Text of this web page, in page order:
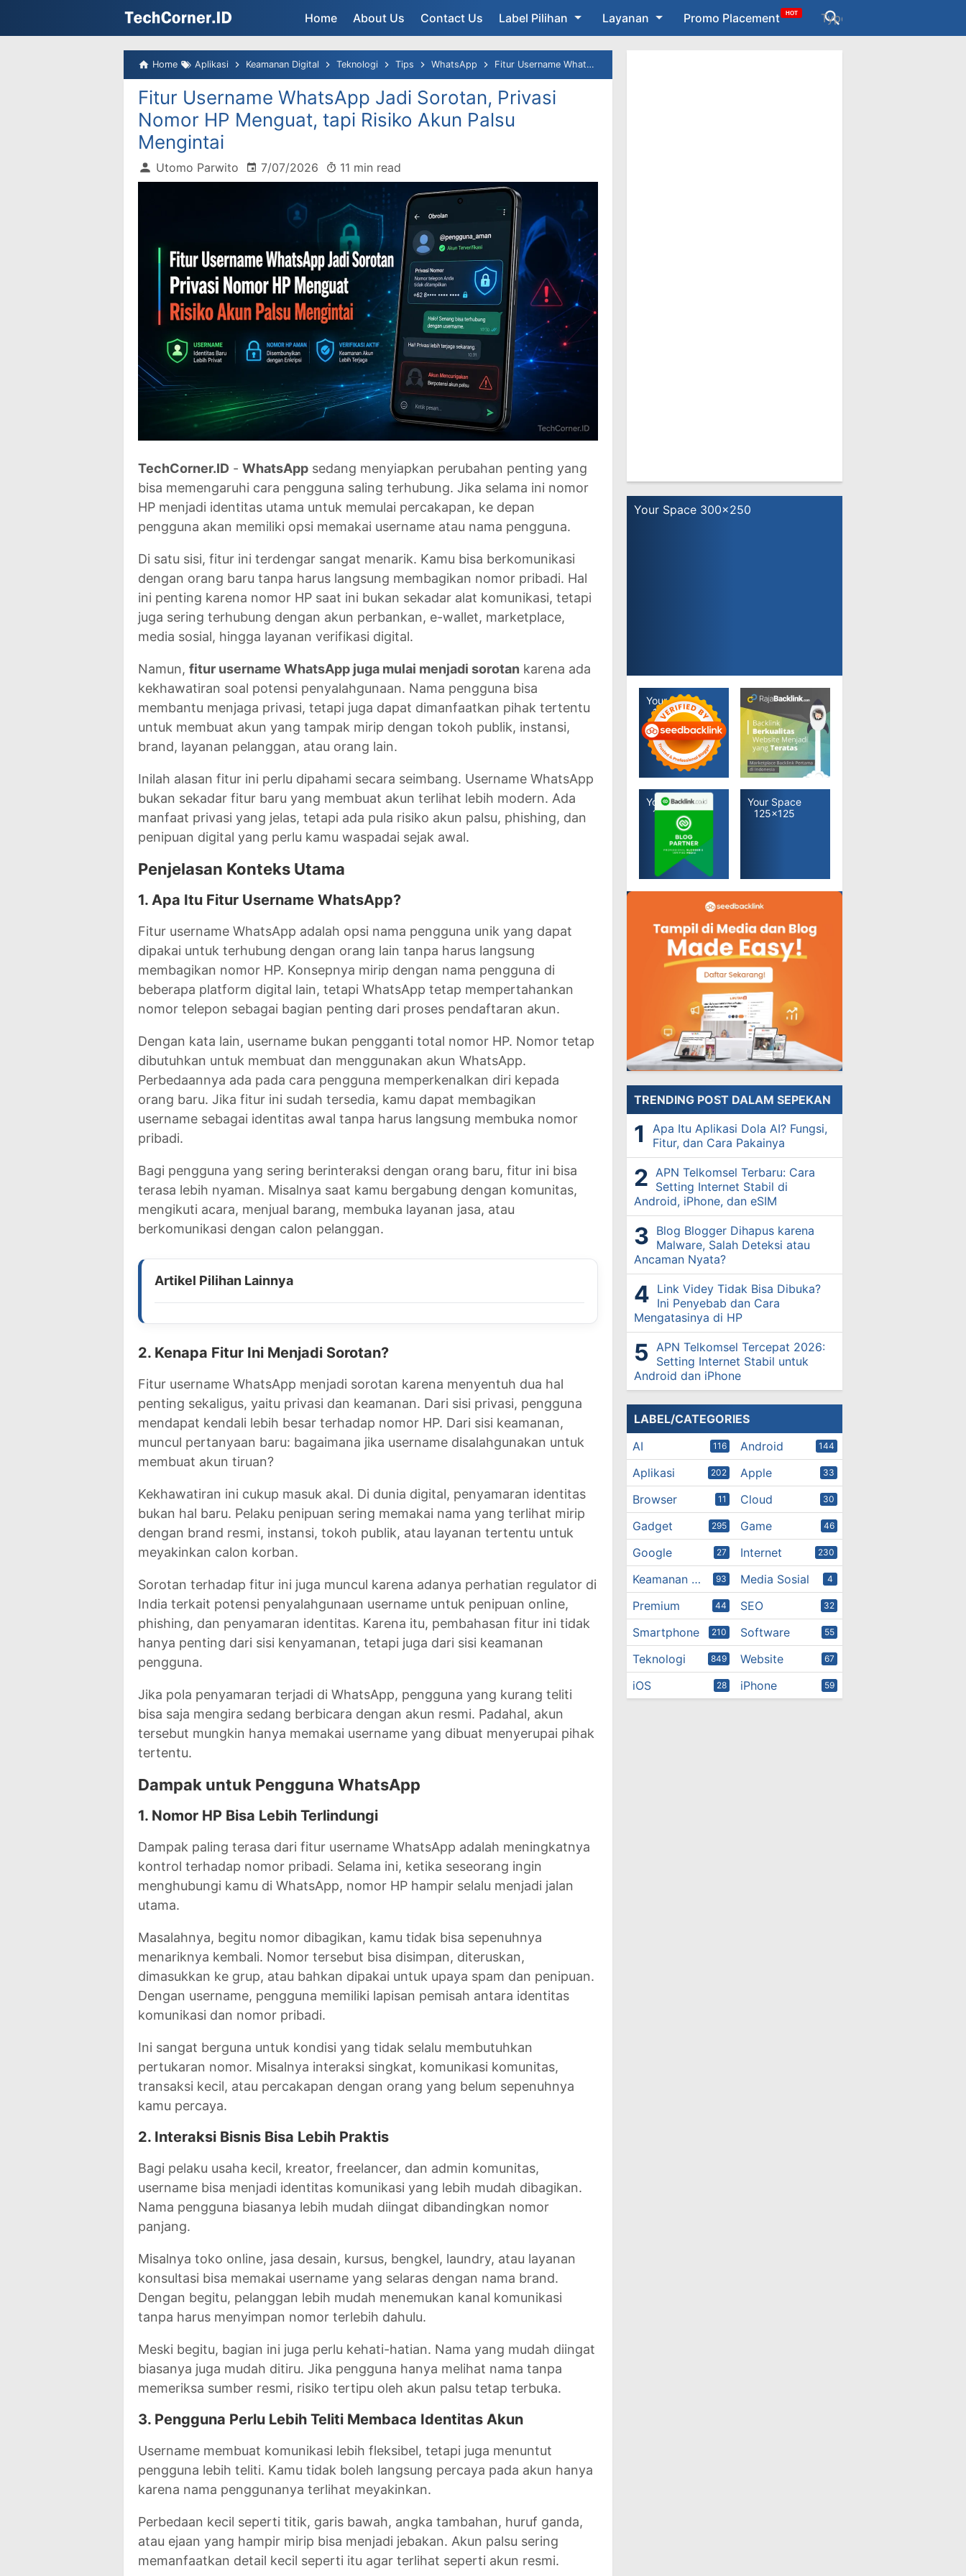
Home About Us Contact Us Label Pilihan Layanan Promo Placement HOT
Home Aplikasi Keamanan Digital Teknologi Tips WhatsApp Fitur Username WhatsApp Jadi Sorotan, Privasi Nomor HP Menguat, tapi Risiko Akun Palsu Mengintai
Fitur Username WhatsApp Jadi Sorotan, Privasi
Nomor HP Menguat, tapi Risiko Akun Palsu
Mengintai
Utomo Parwito 7/07/2026 11 min read
TechCorner.ID - WhatsApp sedang menyiapkan perubahan penting yang
bisa memengaruhi cara pengguna saling terhubung. Jika selama ini nomor
HP menjadi identitas utama untuk memulai percakapan, ke depan
pengguna akan memiliki opsi memakai username atau nama pengguna.
Di satu sisi, fitur ini terdengar sangat menarik. Kamu bisa berkomunikasi
dengan orang baru tanpa harus langsung membagikan nomor pribadi. Hal
ini penting karena nomor HP saat ini bukan sekadar alat komunikasi, tetapi
juga sering terhubung dengan akun perbankan, e-wallet, marketplace,
media sosial, hingga layanan verifikasi digital.
Namun, fitur username WhatsApp juga mulai menjadi sorotan karena ada
kekhawatiran soal potensi penyalahgunaan. Nama pengguna bisa
membantu menjaga privasi, tetapi juga dapat dimanfaatkan pihak tertentu
untuk membuat akun yang tampak mirip dengan tokoh publik, instansi,
brand, layanan pelanggan, atau orang lain.
Inilah alasan fitur ini perlu dipahami secara seimbang. Username WhatsApp
bukan sekadar fitur baru yang membuat akun terlihat lebih modern. Ada
manfaat privasi yang jelas, tetapi ada pula risiko akun palsu, phishing, dan
penipuan digital yang perlu kamu waspadai sejak awal.
Penjelasan Konteks Utama
1. Apa Itu Fitur Username WhatsApp?
Fitur username WhatsApp adalah opsi nama pengguna unik yang dapat
dipakai untuk terhubung dengan orang lain tanpa harus langsung
membagikan nomor HP. Konsepnya mirip dengan nama pengguna di
beberapa platform digital lain, tetapi WhatsApp tetap mempertahankan
nomor telepon sebagai bagian penting dari proses pendaftaran akun.
Dengan kata lain, username bukan pengganti total nomor HP. Nomor tetap
dibutuhkan untuk membuat dan menggunakan akun WhatsApp.
Perbedaannya ada pada cara pengguna memperkenalkan diri kepada
orang baru. Jika fitur ini sudah tersedia, kamu dapat membagikan
username sebagai identitas awal tanpa harus langsung membuka nomor
pribadi.
Bagi pengguna yang sering berinteraksi dengan orang baru, fitur ini bisa
terasa lebih nyaman. Misalnya saat kamu bergabung dengan komunitas,
mengikuti acara, menjual barang, membuka layanan jasa, atau
berkomunikasi dengan calon pelanggan.
2. Kenapa Fitur Ini Menjadi Sorotan?
Fitur username WhatsApp menjadi sorotan karena menyentuh dua hal
penting sekaligus, yaitu privasi dan keamanan. Dari sisi privasi, pengguna
mendapat kendali lebih besar terhadap nomor HP. Dari sisi keamanan,
muncul pertanyaan baru: bagaimana jika username disalahgunakan untuk
membuat akun tiruan?
Kekhawatiran ini cukup masuk akal. Di dunia digital, penyamaran identitas
bukan hal baru. Pelaku penipuan sering memakai nama yang terlihat mirip
dengan brand resmi, instansi, tokoh publik, atau layanan tertentu untuk
meyakinkan calon korban.
Sorotan terhadap fitur ini juga muncul karena adanya perhatian regulator di
India terkait potensi penyalahgunaan username untuk penipuan online,
phishing, dan penyamaran identitas. Karena itu, pembahasan fitur ini tidak
hanya penting dari sisi kenyamanan, tetapi juga dari sisi keamanan
pengguna.
Jika pola penyamaran terjadi di WhatsApp, pengguna yang kurang teliti
bisa saja mengira sedang berbicara dengan akun resmi. Padahal, akun
tersebut mungkin hanya memakai username yang dibuat menyerupai pihak
tertentu.
Dampak untuk Pengguna WhatsApp
1. Nomor HP Bisa Lebih Terlindungi
Dampak paling terasa dari fitur username WhatsApp adalah meningkatnya
kontrol terhadap nomor pribadi. Selama ini, ketika seseorang ingin
menghubungi kamu di WhatsApp, nomor HP hampir selalu menjadi jalan
utama.
Masalahnya, begitu nomor dibagikan, kamu tidak bisa sepenuhnya
menariknya kembali. Nomor tersebut bisa disimpan, diteruskan,
dimasukkan ke grup, atau bahkan dipakai untuk upaya spam dan penipuan.
Dengan username, pengguna memiliki lapisan pemisah antara identitas
komunikasi dan nomor pribadi.
Ini sangat berguna untuk kondisi yang tidak selalu membutuhkan
pertukaran nomor. Misalnya interaksi singkat, komunikasi komunitas,
transaksi kecil, atau percakapan dengan orang yang belum sepenuhnya
kamu percaya.
2. Interaksi Bisnis Bisa Lebih Praktis
Bagi pelaku usaha kecil, kreator, freelancer, dan admin komunitas,
username bisa menjadi identitas komunikasi yang lebih mudah dibagikan.
Nama pengguna biasanya lebih mudah diingat dibandingkan nomor
panjang.
Misalnya toko online, jasa desain, kursus, bengkel, laundry, atau layanan
konsultasi bisa memakai username yang selaras dengan nama brand.
Dengan begitu, pelanggan lebih mudah menemukan kanal komunikasi
tanpa harus menyimpan nomor terlebih dahulu.
Meski begitu, bagian ini juga perlu kehati-hatian. Nama yang mudah diingat
biasanya juga mudah ditiru. Jika pengguna hanya melihat nama tanpa
memeriksa sumber resmi, risiko tertipu oleh akun palsu tetap terbuka.
3. Pengguna Perlu Lebih Teliti Membaca Identitas Akun
Username membuat komunikasi lebih fleksibel, tetapi juga menuntut
pengguna lebih teliti. Kamu tidak boleh langsung percaya pada akun hanya
karena nama penggunanya terlihat meyakinkan.
Perbedaan kecil seperti titik, garis bawah, angka tambahan, huruf ganda,
atau ejaan yang hampir mirip bisa menjadi jebakan. Akun palsu sering
memanfaatkan detail kecil seperti itu agar terlihat seperti akun resmi.
TRENDING POST DALAM SEPEKAN
Apa Itu Aplikasi Dola AI? Fungsi,
Fitur, dan Cara Pakainya
APN Telkomsel Terbaru: Cara
Setting Internet Stabil di
Android, iPhone, dan eSIM
Blog Blogger Dihapus karena
Malware, Salah Deteksi atau
Ancaman Nyata?
Link Videy Tidak Bisa Dibuka?
Ini Penyebab dan Cara
Mengatasinya di HP
APN Telkomsel Tercepat 2026:
Setting Internet Stabil untuk
Android dan iPhone
LABEL/CATEGORIES
AI
116 Android 144
Aplikasi 202 Apple 33
Browser 11 Cloud 30
Gadget 295 Game 46
Google 27 Internet 230
Keamanan Digital 93 Media Sosial 4
Premium 44 SEO 32
Smartphone 210 Software 55
Teknologi 849 Website 67
iOS 28 iPhone 59